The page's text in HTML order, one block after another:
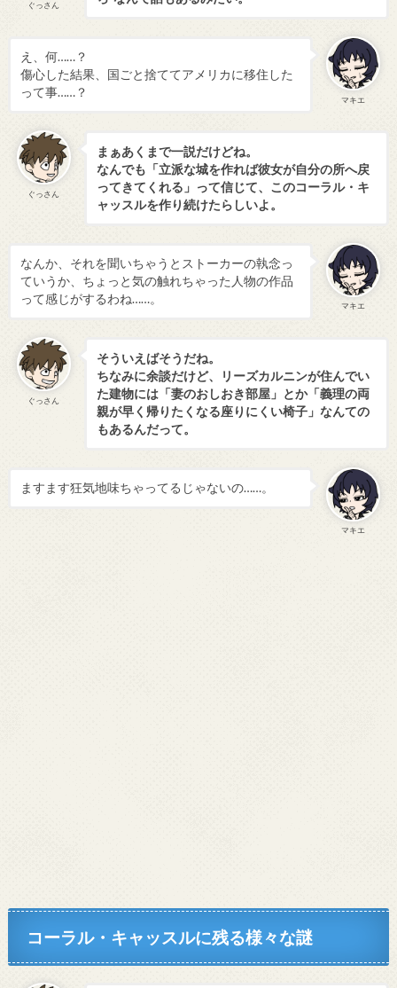
ぐっさん
マキエ
え、何……？
傷心した結果、国ごと捨ててアメリカに移住した
って事……？
ぐっさん
まぁあくまで一説だけどね。
なんでも「立派な城を作れば彼女が自分の所へ戻
ってきてくれる」って信じて、このコーラル・キ
ャッスルを作り続けたらしいよ。
マキエ
なんか、それを聞いちゃうとストーカーの執念っ
ていうか、ちょっと気の触れちゃった人物の作品
って感じがするわね……。
ぐっさん
そういえばそうだね。
ちなみに余談だけど、リーズカルニンが住んでい
た建物には「妻のおしおき部屋」とか「義理の両
親が早く帰りたくなる座りにくい椅子」なんての
もあるんだって。
マキエ
ますます狂気地味ちゃってるじゃないの……。
コーラル・キャッスルに残る様々な謎